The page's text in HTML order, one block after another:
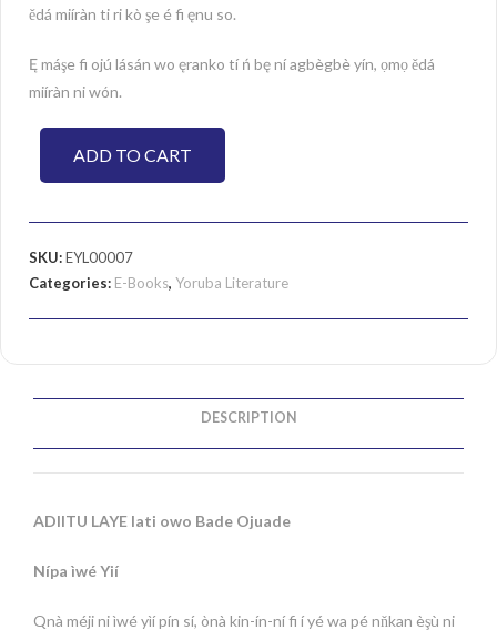
ědá miíràn ti ri kò şe é fi ęnu so.
Ę máşe fi ojú lásán wo ęranko tí ń bę ní agbègbè yín, ọmọ ědá
miíràn ni wón.
ADD TO CART
SKU:EYL00007
Categories: E-Books, Yoruba Literature
DESCRIPTION
ADIITU LAYE lati owo Bade Ojuade
Nípa ìwé Yií
Qnà méji ni ìwé yìí pín sí, ònà kin-ín-ní fi í yé wa pé nňkan èşù ni